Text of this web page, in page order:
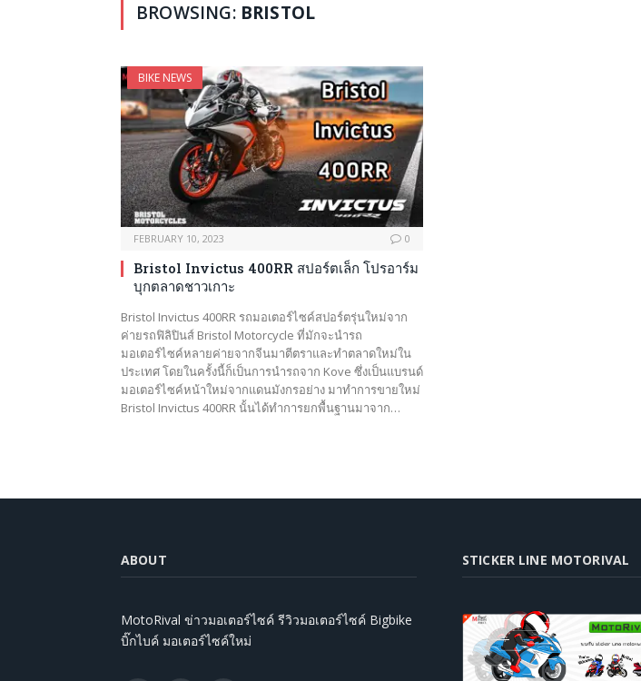
BROWSING: BRISTOL
BIKE NEWS
FEBRUARY 10, 2023 0
Bristol Invictus 400RR สปอร์ตเล็ก โปรอาร์ม
บุกตลาดชาวเกาะ
Bristol Invictus 400RR รถมอเตอร์ไซค์สปอร์ตรุ่นใหม่จาก
ค่ายรถฟิลิปินส์ Bristol Motorcycle ที่มักจะนำรถ
มอเตอร์ไซค์หลายค่ายจากจีนมาตีตราและทำตลาดใหม่ใน
ประเทศ โดยในครั้งนี้ก็เป็นการนำรถจาก Kove ซึ่งเป็นแบรนด์
มอเตอร์ไซค์หน้าใหม่จากแดนมังกรอย่าง มาทำการขายใหม่
Bristol Invictus 400RR นั้นได้ทำการยกพื้นฐานมาจาก…
ABOUT
MotoRival ข่าวมอเตอร์ไซค์ รีวิวมอเตอร์ไซค์ Bigbike
บิ๊กไบค์ มอเตอร์ไซค์ใหม่
STICKER LINE MOTORIVAL